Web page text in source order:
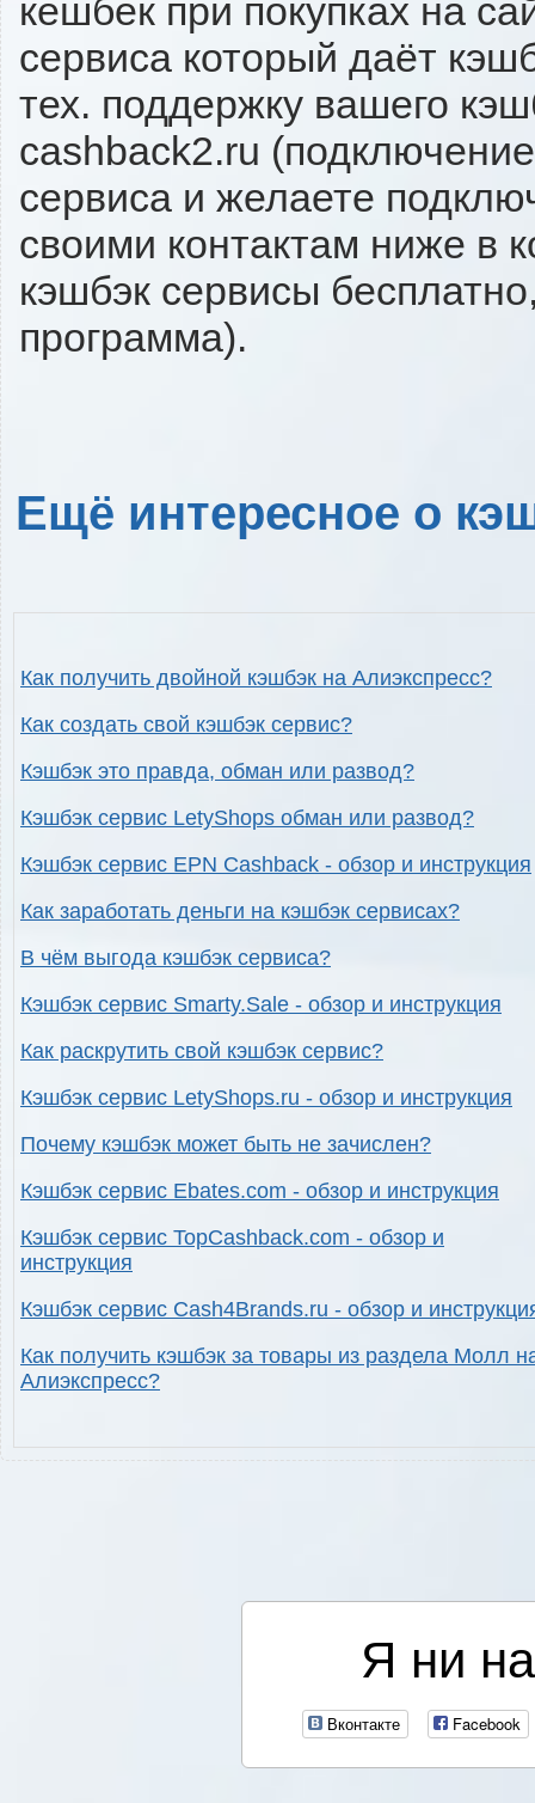
кешбек при покупках на
сервиса который даёт
тех. поддержку вашего
cashback2.ru
сервиса и желаете
своими контактам ниже в
кэшбэк сервисы
программа).
Ещё интересное о
Как получить двойной кэшбэк на Алиэкспресс?
Как создать свой кэшбэк сервис?
Кэшбэк это правда, обман или развод?
Кэшбэк сервис LetyShops обман или развод?
Кэшбэк сервис EPN Cashback - обзор и инструкция
Как заработать деньги на кэшбэк сервисах?
В чём выгода кэшбэк сервиса?
Кэшбэк сервис Smarty.Sale - обзор и инструкция
Как раскрутить свой кэшбэк сервис?
Кэшбэк сервис LetyShops.ru - обзор и инструкция
Почему кэшбэк может быть не зачислен?
Кэшбэк сервис Ebates.com - обзор и инструкция
Кэшбэк сервис TopCashback.com - обзор и
инструкция
Кэшбэк сервис Cash4Brands.ru - обзор и
Как получить кэшбэк за товары из раздела Молл
Алиэкспресс?
Я ни
Вконтакте Facebook